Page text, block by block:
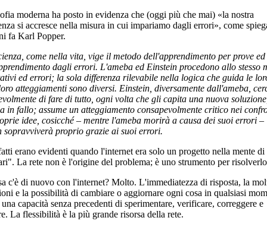
moderna ha posto in evidenza che (oggi più che mai) «la nostra
si accresce nella misura in cui impariamo dagli errori», come
fa Karl Popper.
come nella vita, vige il metodo dell'apprendimento per prove
dagli errori. L'ameba ed Einstein procedono allo stesso
ed errori; la sola differenza rilevabile nella logica che guida le
atteggiamenti sono diversi. Einstein, diversamente dall'ameba,
di fare di tutto, ogni volta che gli capita una nuova
in fallo; assume un atteggiamento consapevolmente critico nei
idee, cosicché – mentre l'ameba morirà a causa dei suoi errori –
sopravviverà proprio grazie ai suoi errori.
erano evidenti quando l'internet era solo un progetto nella mente
La rete non è l'origine del problema; è uno strumento per
c'è di nuovo con l'internet? Molto. L'immediatezza di risposta, la
e la possibilità di cambiare o aggiornare ogni cosa in qualsiasi
capacità senza precedenti di sperimentare, verificare, correggere e
La flessibilità è la più grande risorsa della rete.